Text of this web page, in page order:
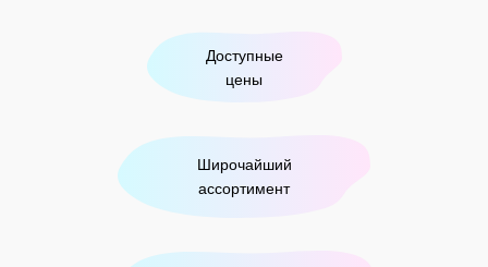
Доступные
цены
Широчайший
ассортимент